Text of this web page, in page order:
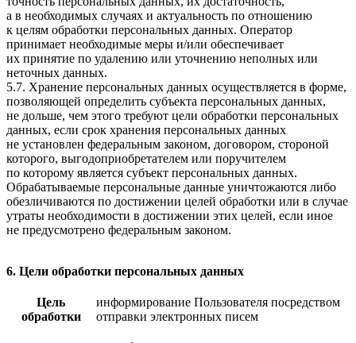
а в необходимых случаях и актуальность по отношению
к целям обработки персональных данных. Оператор
принимает необходимые меры и/или обеспечивает
их принятие по удалению или уточнению неполных или
неточных данных.
5.7. Хранение персональных данных осуществляется в форме,
позволяющей определить субъекта персональных данных,
не дольше, чем этого требуют цели обработки персональных
данных, если срок хранения персональных данных
не установлен федеральным законом, договором, стороной
которого, выгодоприобретателем или поручителем
по которому является субъект персональных данных.
Обрабатываемые персональные данные уничтожаются либо
обезличиваются по достижении целей обработки или в случае
утраты необходимости в достижении этих целей, если иное
не предусмотрено федеральным законом.
6. Цели обработки персональных данных
Цель
обработки
информирование Пользователя посредством
отправки электронных писем